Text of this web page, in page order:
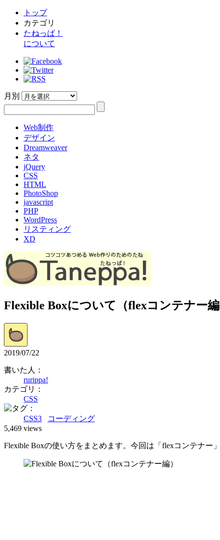
トップ
カテゴリ
たねっぱ！
について
月別
Web制作
デザイン
Dreamweaver
ネタ
jQuery
CSS
HTML
PhotoShop
javascript
PHP
WordPress
リスティング
XD
Flexible Boxについて（flexコンテナー
2019/07/22
書いた人：
rurippa!
カテゴリ：
CSS
：
CSS3
コーディング
5,469 views
Flexible Boxの使い方をまとめます。今回は「flexコンテナー